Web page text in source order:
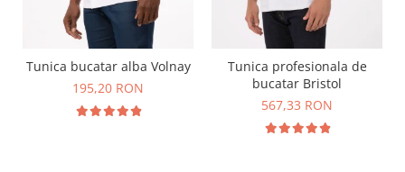
Tunica bucatar alba Volnay
195,20 RON
Tunica profesionala de
bucatar Bristol
567,33 RON